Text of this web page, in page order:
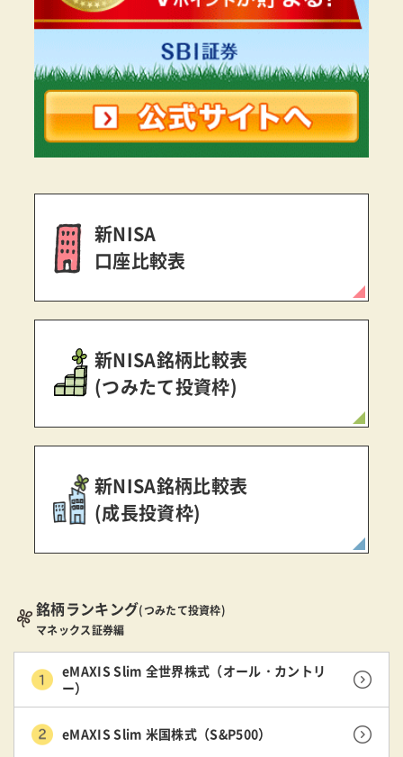
新NISA
口座比較表
新NISA銘柄比較表
(つみたて投資枠)
新NISA銘柄比較表
(成長投資枠)
銘柄ランキング(つみたて投資枠)
マネックス証券編
eMAXIS Slim 全世界株式（オール・カントリ
ー）
eMAXIS Slim 米国株式（S&P500）